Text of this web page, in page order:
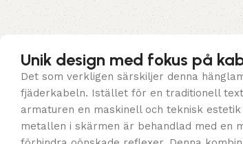
Unik design med fokus på
Det som verkligen särskiljer denna
fjäderkabeln. Istället för en traditionell
armaturen en maskinell och teknisk
metallen i skärmen är behandlad med en